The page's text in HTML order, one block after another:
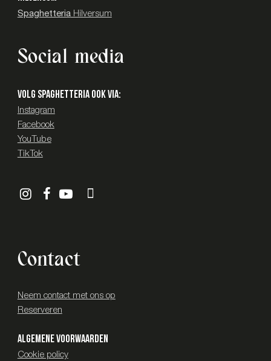
SpaghetteriaHilversum
Social media
Volg SPAGHETTERIA ook via:
Instagram
Facebook
YouTube
TikTok
Contact
Neem contact met ons op
Reserveren
Algemene voorwaarden
Cookie policy